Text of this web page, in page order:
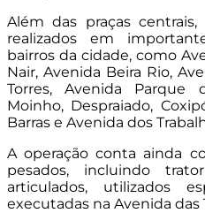
Além das praças
realizados em
bairros da cidade, como
Nair, Avenida Beira Rio,
Torres, Avenida Parque
Moinho, Despraiado,
Barras e Avenida dos
A operação conta ainda
pesados, incluindo
articulados, utilizados
executadas na Avenida das